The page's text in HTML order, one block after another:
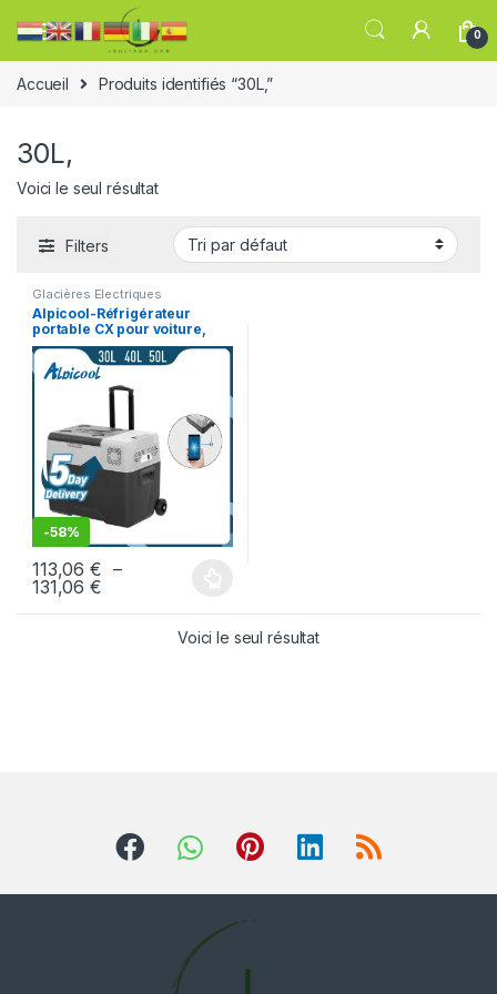
0
Accueil Produits identifiés “30L,”
30L,
Voici le seul résultat
Filters
Glacières Electriques
Alpicool-Réfrigérateur
portable CX pour voiture,
petit congélateur,
compresseur 12V,
refroidisseur 220V, usage
domestique, véhicule,
camion, 30L, 40L, 50L
-58%
113,06€ –
131,06€
Voici le seul résultat